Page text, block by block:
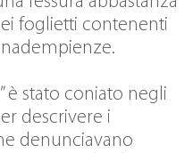
foglietti contenenti
è stato coniato negli
descrivere i
denunciavano